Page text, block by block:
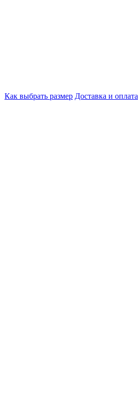
Как выбрать размер Доставка и оплата